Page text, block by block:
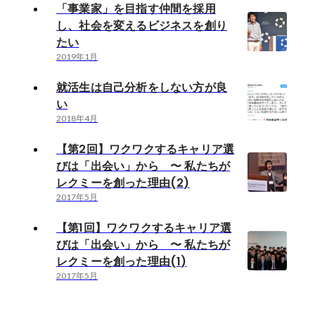
「事業家」を目指す仲間を採用
し、社会を変えるビジネスを創り
たい
2019年1月
就活生は自己分析をしない方が良
い
2018年4月
【第2回】ワクワクするキャリア選
びは「出会い」から 〜 私たちが
レクミーを創った理由(2)
2017年5月
【第1回】ワクワクするキャリア選
びは「出会い」から 〜 私たちが
レクミーを創った理由(1)
2017年5月